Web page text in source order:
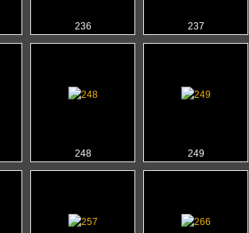
236 237
248 249